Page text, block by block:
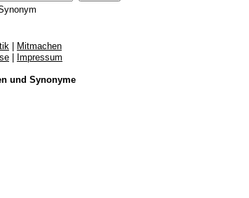
Mitmachen
Impressum
und Synonyme